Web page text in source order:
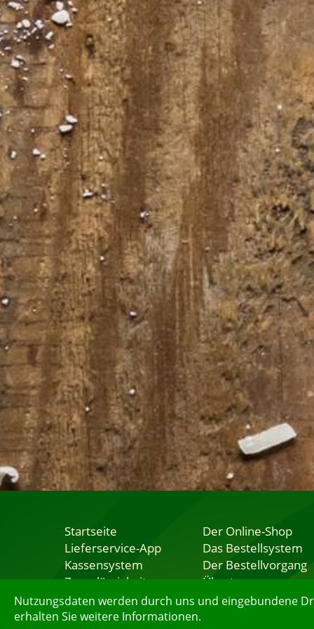
Nutzungsdaten werden durch uns und eingebundene
erhalten Sie weitere Informationen.
Startseite
Lieferservice-App
Kassensystem
Zuverlässigkeit
Sicherheit
Der Online-Shop
Das Bestellsystem
Der Bestellvorgang
Übertragung
Testshop